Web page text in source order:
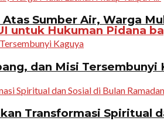
untuk Hukuman Pidana
Sumber Air, Warga
dan Misi Tersembunyi
Transformasi Spiritual